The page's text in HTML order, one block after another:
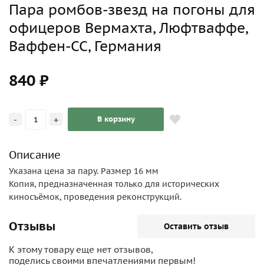
Пара ромбов-звезд на погоны для
офицеров Вермахта, Люфтваффе,
Ваффен-СС, Германия
840 ₽
- + В корзину
Описание
Указана цена за пару. Размер 16 мм
Копия, предназначенная только для исторических
киносъёмок, проведения реконструкций.
Отзывы Оставить отзыв
К этому товару еще нет отзывов,
поделись своими впечатлениями первым!